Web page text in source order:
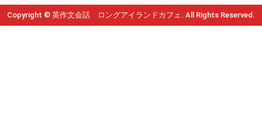
Copyright © 英作文会話 ロングアイランドカフェ. All Rights Reserved.